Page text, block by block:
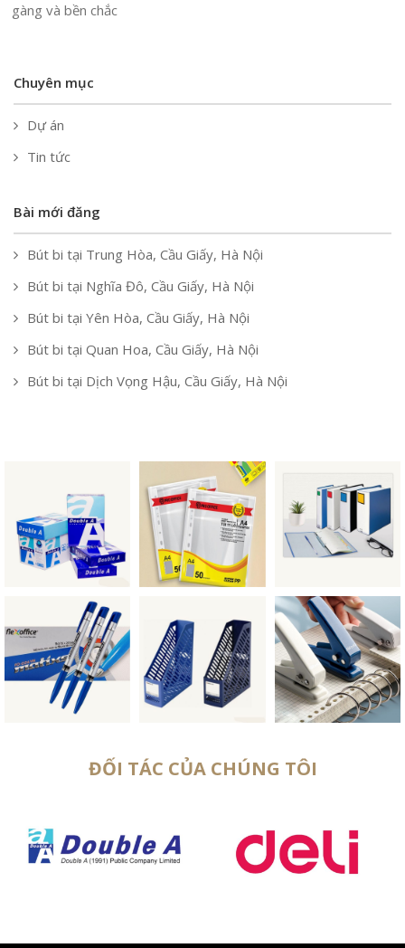
gàng và bền chắc
Chuyên mục
Dự án
Tin tức
Bài mới đăng
Bút bi tại Trung Hòa, Cầu Giấy, Hà Nội
Bút bi tại Nghĩa Đô, Cầu Giấy, Hà Nội
Bút bi tại Yên Hòa, Cầu Giấy, Hà Nội
Bút bi tại Quan Hoa, Cầu Giấy, Hà Nội
Bút bi tại Dịch Vọng Hậu, Cầu Giấy, Hà Nội
ĐỐI TÁC CỦA CHÚNG TÔI